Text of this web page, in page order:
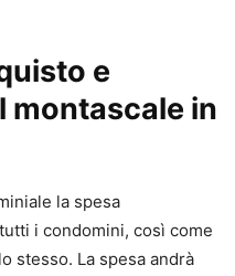
e
montascale in
la spesa
i condomini, così come
stesso. La spesa andrà